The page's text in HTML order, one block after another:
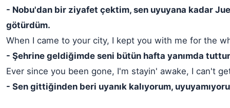
- Nobu'dan bir ziyafet çektim, sen uyuyana kadar Jue
götürdüm.
When I came to your city, I kept you with me for the
- Şehrine geldiğimde seni bütün hafta yanımda
Ever since you been gone, I'm stayin' awake, I can't
- Sen gittiğinden beri uyanık kalıyorum,